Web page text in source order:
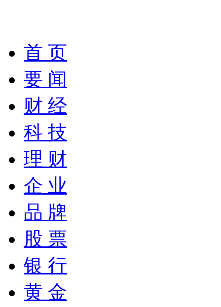
首 页
要 闻
财 经
科 技
理 财
企 业
品 牌
股 票
银 行
黄 金